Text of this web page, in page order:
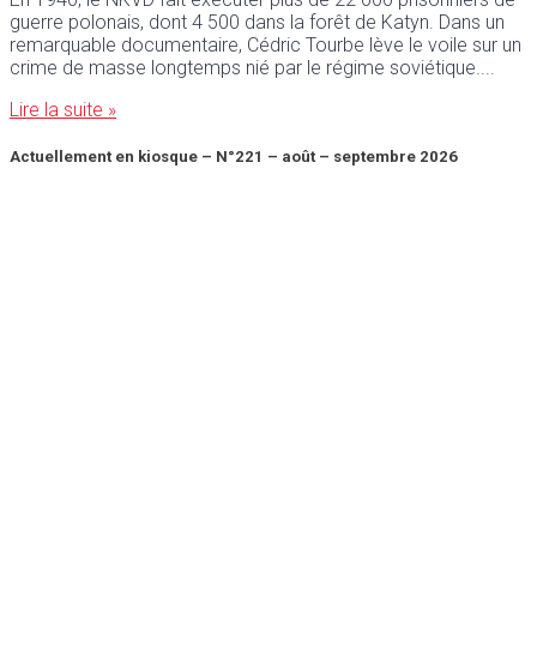
guerre polonais, dont 4 500 dans la forêt de Katyn. Dans un
remarquable documentaire, Cédric Tourbe lève le voile sur un
crime de masse longtemps nié par le régime soviétique.
Lire la suite »
Actuellement en kiosque – N°221 – août – septembre 2026